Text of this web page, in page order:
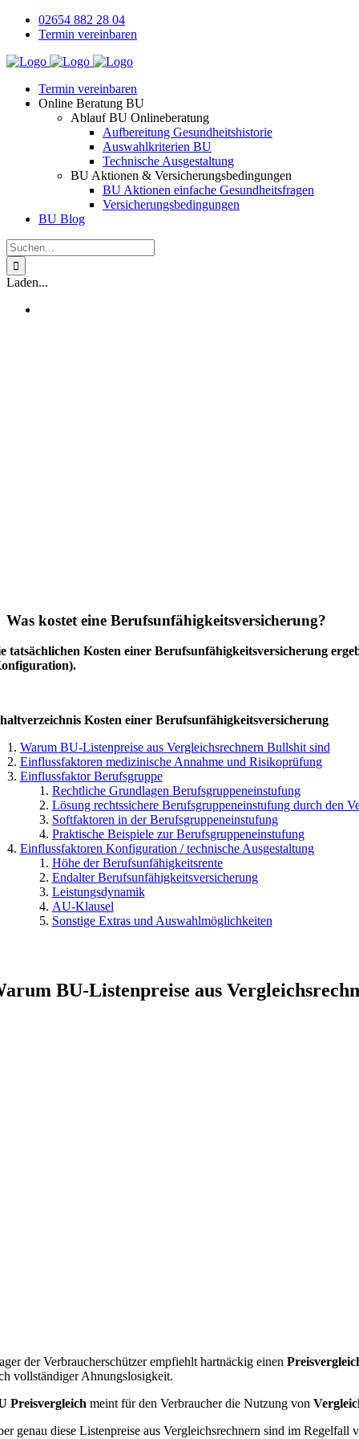
Zum
Inhalt
02654 882 28 04
Termin vereinbaren
Termin vereinbaren
Online Beratung BU
Ablauf BU Onlineberatung
Aufbereitung Gesundheitshistorie
Auswahlkriterien BU
Technische Ausgestaltung
BU Aktionen & Versicherungsbedingungen
BU Aktionen einfache Gesundheitsfragen
Versicherungsbedingungen
BU Blog
Suche
nach:
Laden...
Was kostet eine Berufsunfähigkeitsversicherung?
tatsächlichen Kosten einer Berufsunfähigkeitsversicherung
Kosten einer Berufsunfähigkeitsversicherung
Warum BU-Listenpreise aus Vergleichsrechnern Bullshit sind
Einflussfaktoren medizinische Annahme und Risikoprüfung
Einflussfaktor Berufsgruppe
Rechtliche Grundlagen Berufsgruppeneinstufung
Lösung rechtssichere Berufsgruppeneinstufung durch den
Softfaktoren in der Berufsgruppeneinstufung
Praktische Beispiele zur Berufsgruppeneinstufung
Einflussfaktoren Konfiguration / technische Ausgestaltung
Höhe der Berufsunfähigkeitsrente
Endalter Berufsunfähigkeitsversicherung
Leistungsdynamik
AU-Klausel
Sonstige Extras und Auswahlmöglichkeiten
BU-Listenpreise aus
der Verbraucherschützer empfiehlt hartnäckig einen
vollständiger Ahnungslosigkeit.
Preisvergleich meint für den Verbraucher die Nutzung von
genau diese Listenpreise aus Vergleichsrechnern sind im Regelfall